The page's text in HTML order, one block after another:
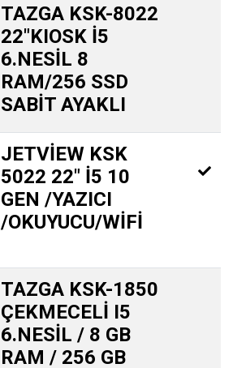
TAZGA KSK-8022
22″KIOSK İ5
6.NESİL 8
RAM/256 SSD
SABİT AYAKLI
JETVİEW KSK
5022 22″ İ5 10
GEN /YAZICI
/OKUYUCU/WİFİ
TAZGA KSK-1850
ÇEKMECELİ I5
6.NESİL / 8 GB
RAM / 256 GB